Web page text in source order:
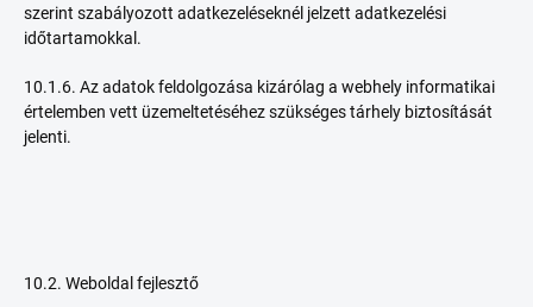
szerint szabályozott adatkezeléseknél jelzett adatkezelési
időtartamokkal.
10.1.6. Az adatok feldolgozása kizárólag a webhely informatikai
értelemben vett üzemeltetéséhez szükséges tárhely biztosítását
jelenti.
10.2. Weboldal fejlesztő